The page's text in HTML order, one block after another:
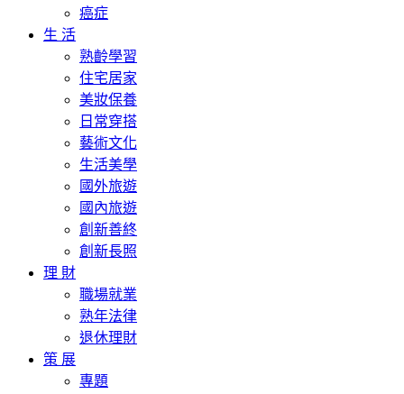
癌症
生 活
熟齡學習
住宅居家
美妝保養
日常穿搭
藝術文化
生活美學
國外旅遊
國內旅遊
創新善終
創新長照
理 財
職場就業
熟年法律
退休理財
策 展
專題